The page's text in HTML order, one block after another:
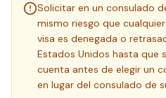
Solicitar en un consulado
mismo riesgo que
visa es denegada o
Estados Unidos hasta que
cuenta antes de elegir un
en lugar del consulado de